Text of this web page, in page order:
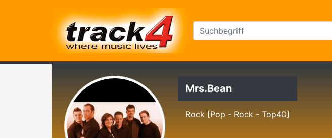
Mrs.Bean
Rock [Pop - Rock - Top40]